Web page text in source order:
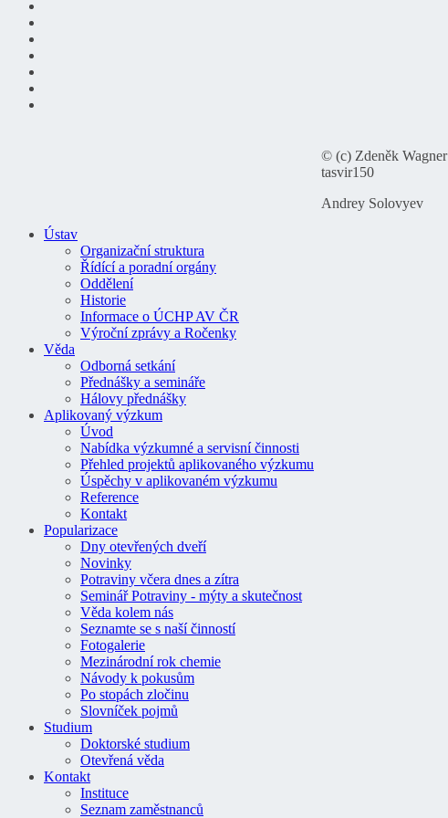
© (c) Zdeněk Wagner
tasvir150
Andrey Solovyev
Ústav
Organizační struktura
Řídící a poradní orgány
Oddělení
Historie
Informace o ÚCHP AV ČR
Výroční zprávy a Ročenky
Věda
Odborná setkání
Přednášky a semináře
Hálovy přednášky
Aplikovaný výzkum
Úvod
Nabídka výzkumné a servisní činnosti
Přehled projektů aplikovaného výzkumu
Úspěchy v aplikovaném výzkumu
Reference
Kontakt
Popularizace
Dny otevřených dveří
Novinky
Potraviny včera dnes a zítra
Seminář Potraviny - mýty a skutečnost
Věda kolem nás
Seznamte se s naší činností
Fotogalerie
Mezinárodní rok chemie
Návody k pokusům
Po stopách zločinu
Slovníček pojmů
Studium
Doktorské studium
Otevřená věda
Kontakt
Instituce
Seznam zaměstnanců